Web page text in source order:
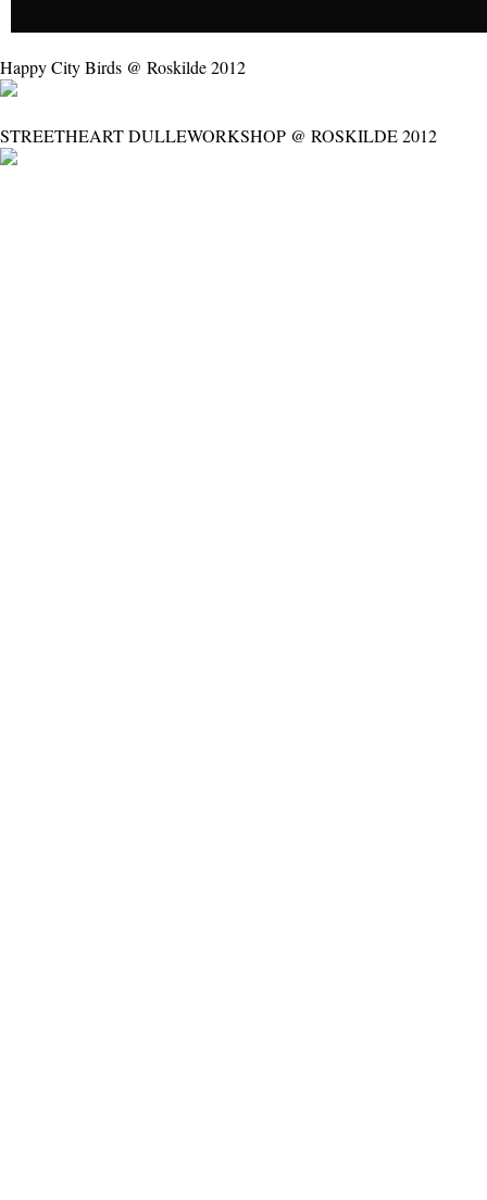
Happy City Birds @ Roskilde 2012
STREETHEART DULLEWORKSHOP @ ROSKILDE 2012